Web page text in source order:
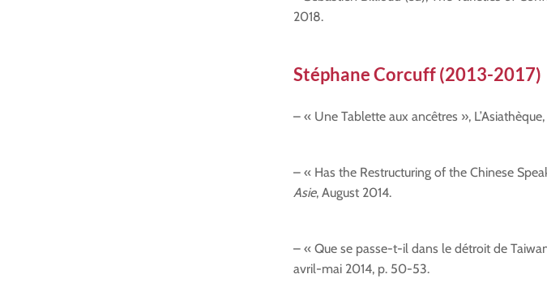
2018.
Stéphane Corcuff (2013-2017)
– « Une Tablette aux ancêtres »,
– « Has the Restructuring of the Chinese
Asie, August 2014.
– « Que se passe-t-il dans le détroit de
avril-mai 2014, p. 50-53.